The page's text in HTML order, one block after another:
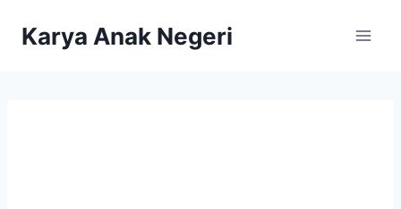
Karya Anak Negeri